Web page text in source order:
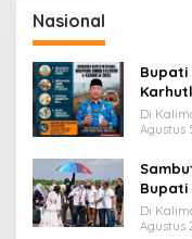
Nasional
Bupati
Cuaca
Di
Agustus
Bupati
Di
Agustus